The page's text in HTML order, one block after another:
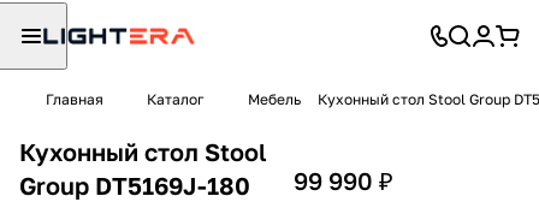
Главная Каталог Мебель Кухонный стол Stool Group
Кухонный стол Stool
Group DT5169J-180
99 990 ₽